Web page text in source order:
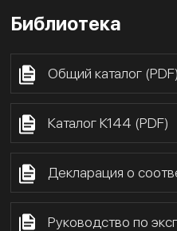
Библиотека
Общий каталог (PDF)
Каталог К144 (PDF)
Декларация о
Руководство по